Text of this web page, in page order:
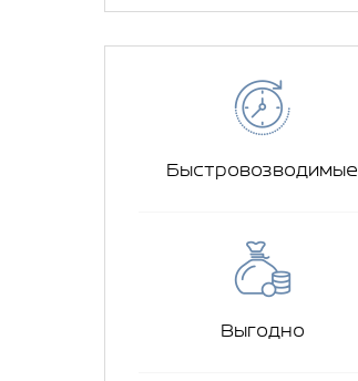
Быстровозводимые
Выгодно